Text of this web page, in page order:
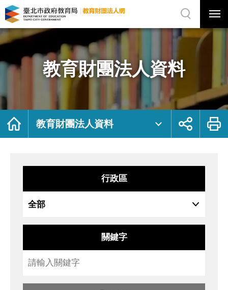
教
育
團
資
料
府
局
法
網
站
選
選
單
關
網
站
尋
教育財團法人資料
首
教育財團法人資料
展
鈕
列
行政區
關鍵字